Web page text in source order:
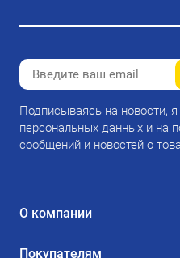
Подписываясь на новости,
персональных данных и на
сообщений и новостей о
О компании
Покупателям